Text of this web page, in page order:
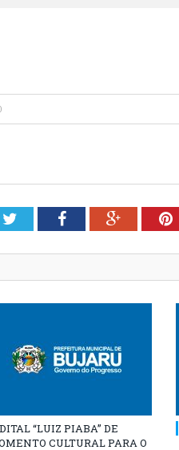
TwitterFacebookGoogle+
“LUIZ PIABA” DE
CULTURAL PARA O